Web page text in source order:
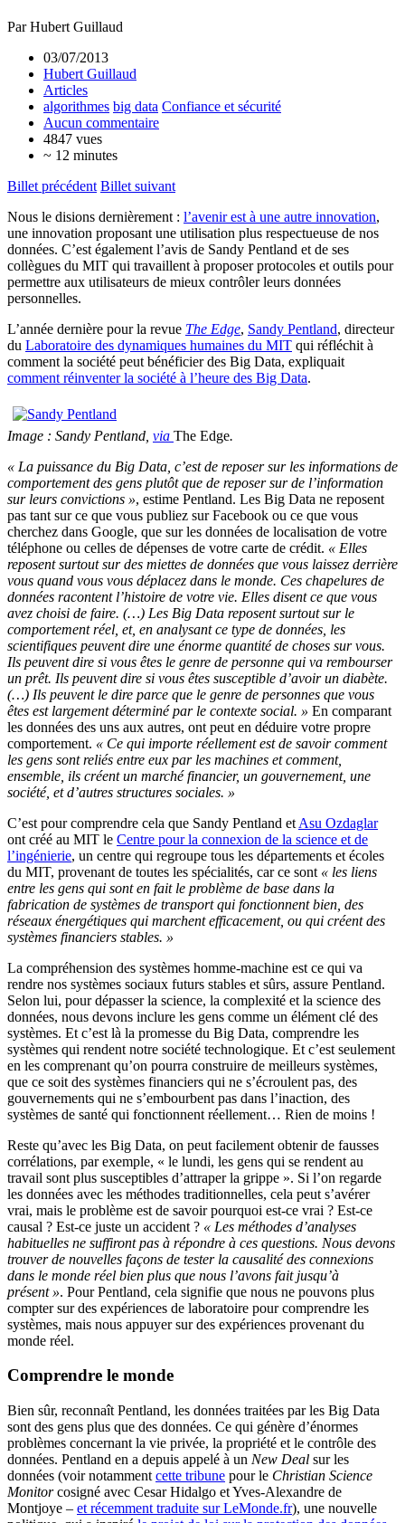
Par Hubert Guillaud
03/07/2013
Hubert Guillaud
Articles
algorithmes big data Confiance et sécurité
Aucun commentaire
4847 vues
~ 12 minutes
Billet précédent Billet suivant
Nous le disions dernièrement : l’avenir est à une autre innovation,
une innovation proposant une utilisation plus respectueuse de nos
données. C’est également l’avis de Sandy Pentland et de ses
collègues du MIT qui travaillent à proposer protocoles et outils pour
permettre aux utilisateurs de mieux contrôler leurs données
personnelles.
L’année dernière pour la revue The Edge, Sandy Pentland, directeur
du Laboratoire des dynamiques humaines du MIT qui réfléchit à
comment la société peut bénéficier des Big Data, expliquait
comment réinventer la société à l’heure des Big Data.
Image : Sandy Pentland, via The Edge.
« La puissance du Big Data, c’est de reposer sur les informations de
comportement des gens plutôt que de reposer sur de l’information
sur leurs convictions », estime Pentland. Les Big Data ne reposent
pas tant sur ce que vous publiez sur Facebook ou ce que vous
cherchez dans Google, que sur les données de localisation de votre
téléphone ou celles de dépenses de votre carte de crédit. « Elles
reposent surtout sur des miettes de données que vous laissez derrière
vous quand vous vous déplacez dans le monde. Ces chapelures de
données racontent l’histoire de votre vie. Elles disent ce que vous
avez choisi de faire. (…) Les Big Data reposent surtout sur le
comportement réel, et, en analysant ce type de données, les
scientifiques peuvent dire une énorme quantité de choses sur vous.
Ils peuvent dire si vous êtes le genre de personne qui va rembourser
un prêt. Ils peuvent dire si vous êtes susceptible d’avoir un diabète.
(…) Ils peuvent le dire parce que le genre de personnes que vous
êtes est largement déterminé par le contexte social. » En comparant
les données des uns aux autres, ont peut en déduire votre propre
comportement. « Ce qui importe réellement est de savoir comment
les gens sont reliés entre eux par les machines et comment,
ensemble, ils créent un marché financier, un gouvernement, une
société, et d’autres structures sociales. »
C’est pour comprendre cela que Sandy Pentland et Asu Ozdaglar
ont créé au MIT le Centre pour la connexion de la science et de
l’ingénierie, un centre qui regroupe tous les départements et écoles
du MIT, provenant de toutes les spécialités, car ce sont « les liens
entre les gens qui sont en fait le problème de base dans la
fabrication de systèmes de transport qui fonctionnent bien, des
réseaux énergétiques qui marchent efficacement, ou qui créent des
systèmes financiers stables. »
La compréhension des systèmes homme-machine est ce qui va
rendre nos systèmes sociaux futurs stables et sûrs, assure Pentland.
Selon lui, pour dépasser la science, la complexité et la science des
données, nous devons inclure les gens comme un élément clé des
systèmes. Et c’est là la promesse du Big Data, comprendre les
systèmes qui rendent notre société technologique. Et c’est seulement
en les comprenant qu’on pourra construire de meilleurs systèmes,
que ce soit des systèmes financiers qui ne s’écroulent pas, des
gouvernements qui ne s’embourbent pas dans l’inaction, des
systèmes de santé qui fonctionnent réellement… Rien de moins !
Reste qu’avec les Big Data, on peut facilement obtenir de fausses
corrélations, par exemple, « le lundi, les gens qui se rendent au
travail sont plus susceptibles d’attraper la grippe ». Si l’on regarde
les données avec les méthodes traditionnelles, cela peut s’avérer
vrai, mais le problème est de savoir pourquoi est-ce vrai ? Est-ce
causal ? Est-ce juste un accident ? « Les méthodes d’analyses
habituelles ne suffiront pas à répondre à ces questions. Nous devons
trouver de nouvelles façons de tester la causalité des connexions
dans le monde réel bien plus que nous l’avons fait jusqu’à
présent ». Pour Pentland, cela signifie que nous ne pouvons plus
compter sur des expériences de laboratoire pour comprendre les
systèmes, mais nous appuyer sur des expériences provenant du
monde réel.
Comprendre le monde
Bien sûr, reconnaît Pentland, les données traitées par les Big Data
sont des gens plus que des données. Ce qui génère d’énormes
problèmes concernant la vie privée, la propriété et le contrôle des
données. Pentland en a depuis appelé à un New Deal sur les
données (voir notamment cette tribune pour le Christian Science
Monitorcosigné avec Cesar Hidalgo et Yves-Alexandre de
Montjoye – et récemment traduite sur LeMonde.fr), une nouvelle